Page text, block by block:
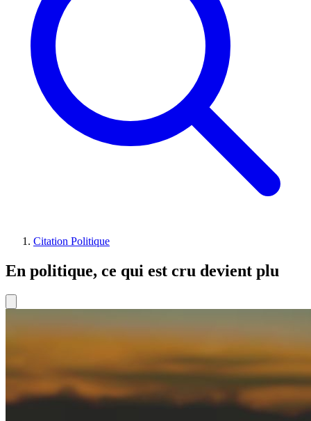
Citation Politique
En politique, ce qui est cru devient plu